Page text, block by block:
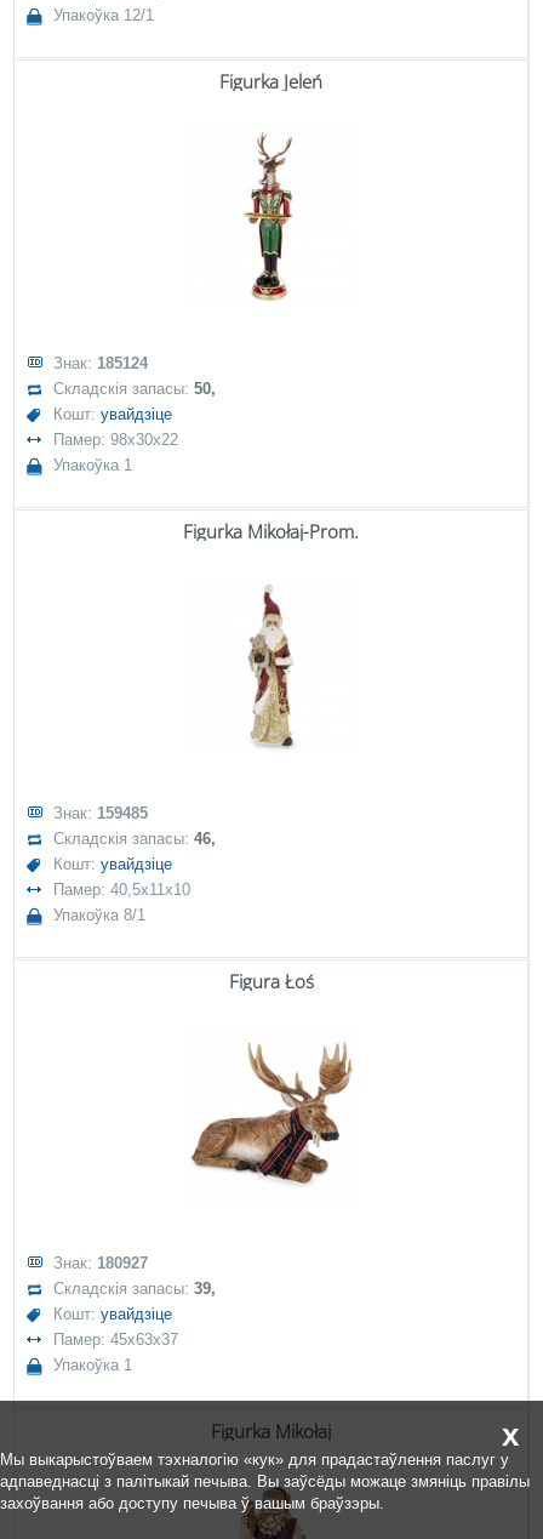
Упакоўка 12/1
Figurka Jeleń
Знак: 185124
Складскія запасы:50,
Кошт:увайдзіце
Памер: 98x30x22
Упакоўка 1
Figurka Mikołaj-Prom.
Знак: 159485
Складскія запасы:46,
Кошт:увайдзіце
Памер: 40,5x11x10
Упакоўка 8/1
Figura Łoś
Знак: 180927
Складскія запасы:39,
Кошт:увайдзіце
Памер: 45x63x37
Упакоўка 1
Figurka Mikołaj x
Мы выкарыстоўваем тэхналогію «кук» для прадастаўлення паслуг у
адпаведнасці з палітыкай печыва. Вы заўсёды можаце змяніць правілы
захоўвання або доступу печыва ў вашым браўзэры.